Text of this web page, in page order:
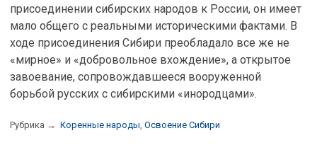
присоединении сибирских народов к России, он имеет
мало общего с реальными историческими фактами. В
ходе присоединения Сибири преобладало все же не
«мирное» и «добровольное вхождение», а открытое
завоевание, сопровождавшееся вооруженной
борьбой русских с сибирскими «инородцами».
Рубрика → Коренные народы Освоение Сибири